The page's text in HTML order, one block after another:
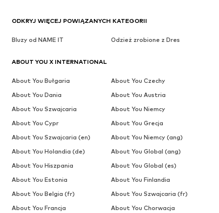
ODKRYJ WIĘCEJ POWIĄZANYCH KATEGORII
Bluzy od NAME IT Odzież zrobione z Dres
ABOUT YOU X INTERNATIONAL
About You Bułgaria
About You Czechy
About You Dania
About You Austria
About You Szwajcaria
About You Niemcy
About You Cypr
About You Grecja
About You Szwajcaria (en)
About You Niemcy (ang)
About You Holandia (de)
About You Global (ang)
About You Hiszpania
About You Global (es)
About You Estonia
About You Finlandia
About You Belgia (fr)
About You Szwajcaria (fr)
About You Francja
About You Chorwacja